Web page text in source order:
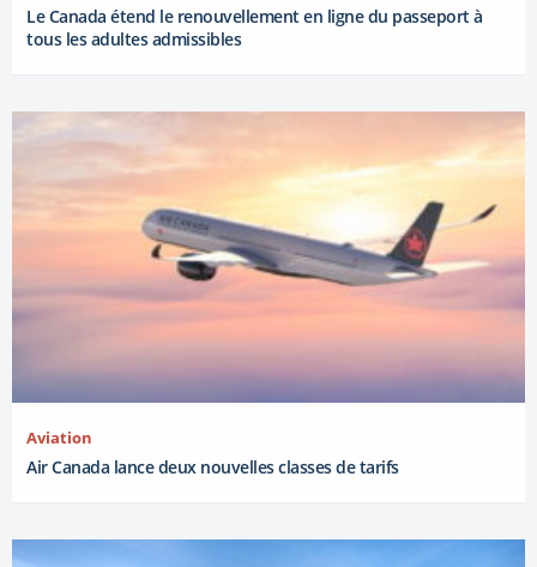
Le Canada étend le renouvellement en ligne du passeport à
tous les adultes admissibles
Aviation
Air Canada lance deux nouvelles classes de tarifs